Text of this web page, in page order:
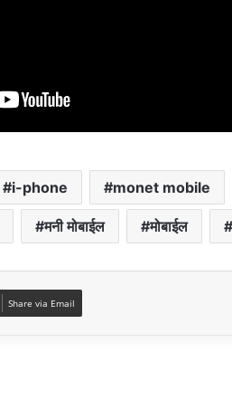
i-phone monet mobile
मनी मोबाईल मोबाईल
Share via Email